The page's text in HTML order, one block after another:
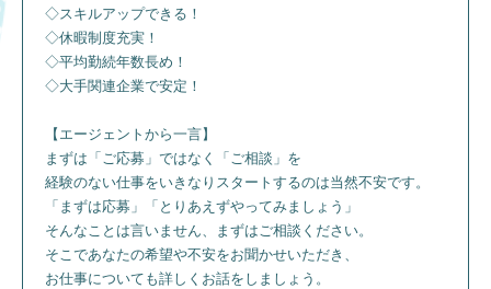
◇スキルアップできる！
◇休暇制度充実！
◇平均勤続年数長め！
◇大手関連企業で安定！
【エージェントから一言】
まずは「ご応募」ではなく「ご相談」を
経験のない仕事をいきなりスタートするのは当然不安です。
「まずは応募」「とりあえずやってみましょう」
そんなことは言いません、まずはご相談ください。
そこであなたの希望や不安をお聞かせいただき、
お仕事についても詳しくお話をしましょう。